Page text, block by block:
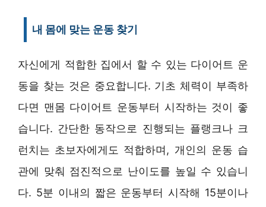
내 몸에 맞는 운동 찾기
자신에게 적합한 집에서 할 수 있는 다이어트 운
동을 찾는 것은 중요합니다. 기초 체력이 부족하
다면 맨몸 다이어트 운동부터 시작하는 것이 좋
습니다. 간단한 동작으로 진행되는 플랭크나 크
런치는 초보자에게도 적합하며, 개인의 운동 습
관에 맞춰 점진적으로 난이도를 높일 수 있습니
다. 5분 이내의 짧은 운동부터 시작해 15분이나